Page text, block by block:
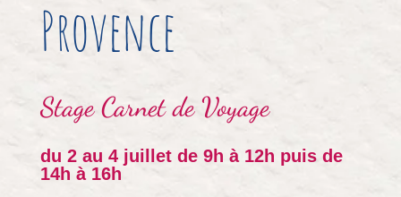
Provence
StageCarnet de Voyage
du 2 au 4 juillet de 9h à 12h puis de
14h à 16h